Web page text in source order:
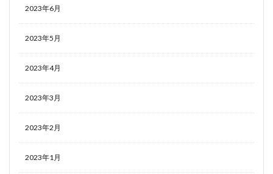
2023年6月
2023年5月
2023年4月
2023年3月
2023年2月
2023年1月